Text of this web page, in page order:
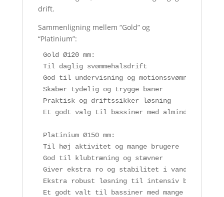
drift.
Sammenligning mellem “Gold” og
“Platinium”:
Gold Ø120 mm:
Til daglig svømmehalsdrift
God til undervisning og motionssvømning
Skaber tydelig og trygge baner
Praktisk og driftssikker løsning
Et godt valg til bassiner med almindelig
Platinium Ø150 mm:
Til høj aktivitet og mange brugere
God til klubtræning og stævner
Giver ekstra ro og stabilitet i vandet
Ekstra robust løsning til intensiv brug
Et godt valt til bassiner med mange